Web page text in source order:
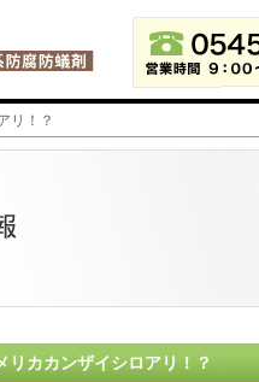
リ！？
リカカンザイシロアリ！？